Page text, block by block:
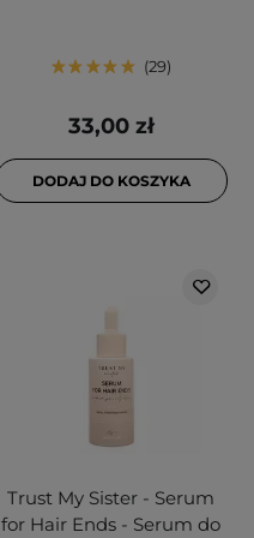
29
33,00 zł
DODAJ DO KOSZYKA
Trust My Sister - Serum
for Hair Ends - Serum do